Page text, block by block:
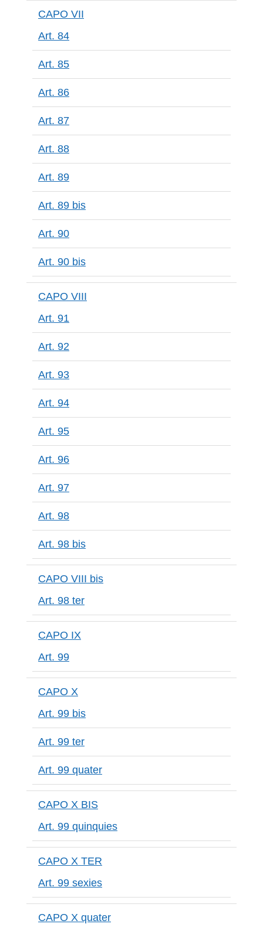
CAPO VII
Art. 84
Art. 85
Art. 86
Art. 87
Art. 88
Art. 89
Art. 89 bis
Art. 90
Art. 90 bis
CAPO VIII
Art. 91
Art. 92
Art. 93
Art. 94
Art. 95
Art. 96
Art. 97
Art. 98
Art. 98 bis
CAPO VIII bis
Art. 98 ter
CAPO IX
Art. 99
CAPO X
Art. 99 bis
Art. 99 ter
Art. 99 quater
CAPO X BIS
Art. 99 quinquies
CAPO X TER
Art. 99 sexies
CAPO X quater